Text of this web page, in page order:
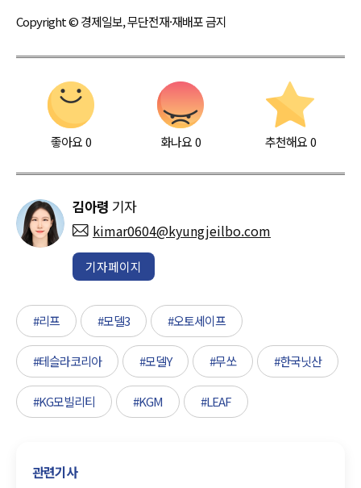
Copyright © 경제일보, 무단전재·재배포 금지
좋아요0 화나요0 추천해요 0
김아령 기자
kimar0604@kyungjeilbo.com
기자페이지
#리프 #모델3 #오토세이프
#테슬라코리아 #모델Y #무쏘 #한국닛산
#KG모빌리티 #KGM #LEAF
관련기사